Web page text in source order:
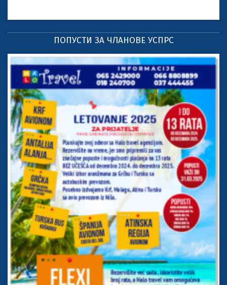
ПОПУСТИ ЗА ЧЛАНОВЕ УСПРС